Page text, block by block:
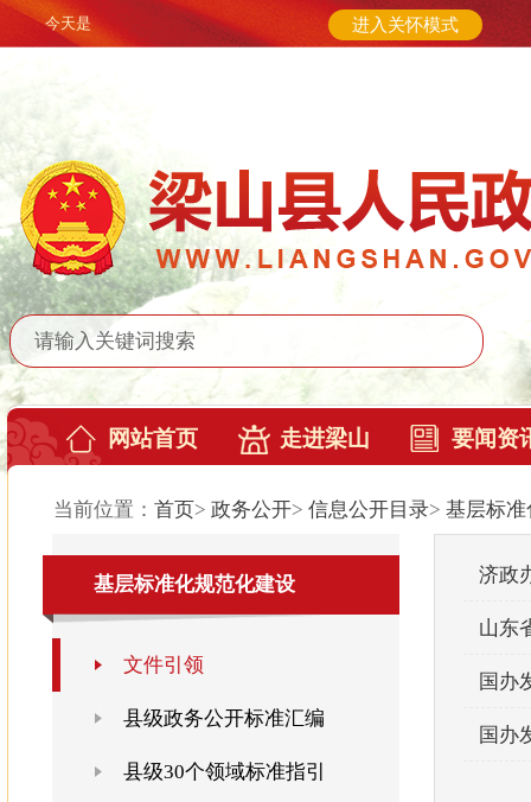
今天是 进入关怀模式
网站首页 走进梁山 要闻资
当前位置： 首页> 政务公开> 信息公开目录> 基层标
基层标准化规范化建设
文件引领
县级政务公开标准汇编
县级30个领域标准指引
济政
山东
国办
国办